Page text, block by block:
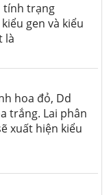
tính trạng
gen và kiểu
là
hoa đỏ, Dd
trắng. Lai phân
xuất hiện kiểu